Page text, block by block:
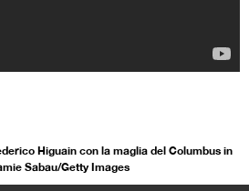
Higuain con la maglia del Columbus in
Sabau/Getty Images